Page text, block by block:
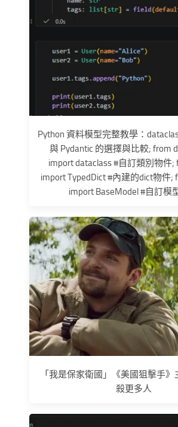
Python 資料模型完整教學：
與 Pydantic 的選擇與比較; from
import dataclass #自訂類別物件;
import TypedDict #內建的dict物件;
import BaseModel #自訂模
「我是保家衛國」《美國狙擊手
殺更多人